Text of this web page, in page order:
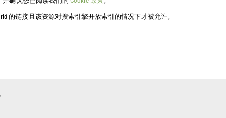
的链接且该资源对搜索引擎开放索引的情况下才被允许。